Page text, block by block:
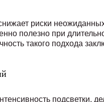
риски
полезно при
такого подхода
подсветки,